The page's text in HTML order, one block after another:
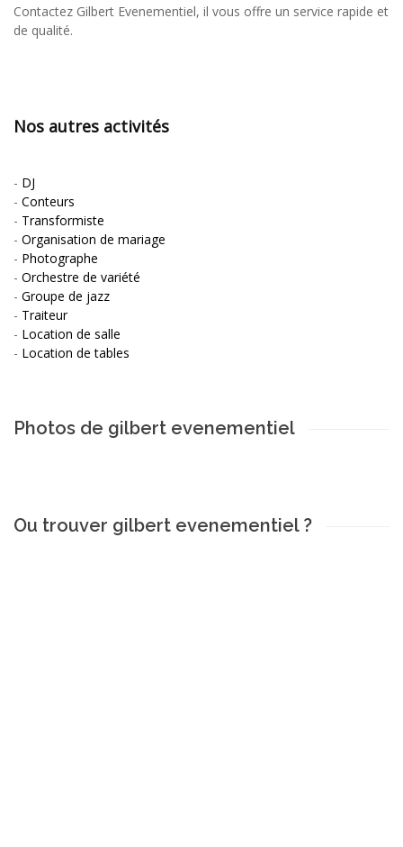
Contactez Gilbert Evenementiel, il vous offre un service rapide et
de qualité.
Nos autres activités
- DJ
- Conteurs
- Transformiste
- Organisation de mariage
- Photographe
- Orchestre de variété
- Groupe de jazz
- Traiteur
- Location de salle
- Location de tables
Photos de gilbert evenementiel
Ou trouver gilbert evenementiel ?